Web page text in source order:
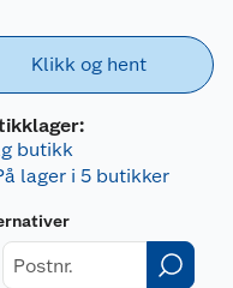
Klikk og hent
butikk
lager i 5 butikker